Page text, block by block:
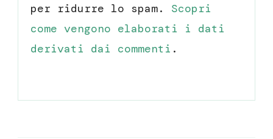
per ridurre lo spam. Scopri
come vengono elaborati i dati
derivati dai commenti .